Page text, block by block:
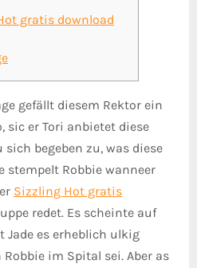
gratis download
gefällt diesem Rektor ein
sic er Tori anbietet diese
begeben zu, was diese
stempelt Robbie wanneer
Sizzling Hot gratis
redet. Es scheinte auf
Jade es erheblich ulkig
im Spital sei. Aber as